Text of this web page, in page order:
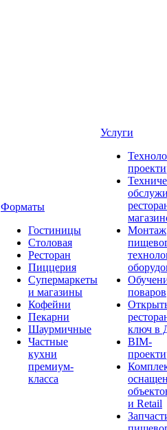
Форматы
Гостиницы
Столовая
Ресторан
Пиццерия
Супермаркеты
и магазины
Кофейни
Пекарни
Шаурмичные
Частные
кухни
премиум-
класса
Услуги
Монтаж
поваров
ключ в
BIM-
и Retail